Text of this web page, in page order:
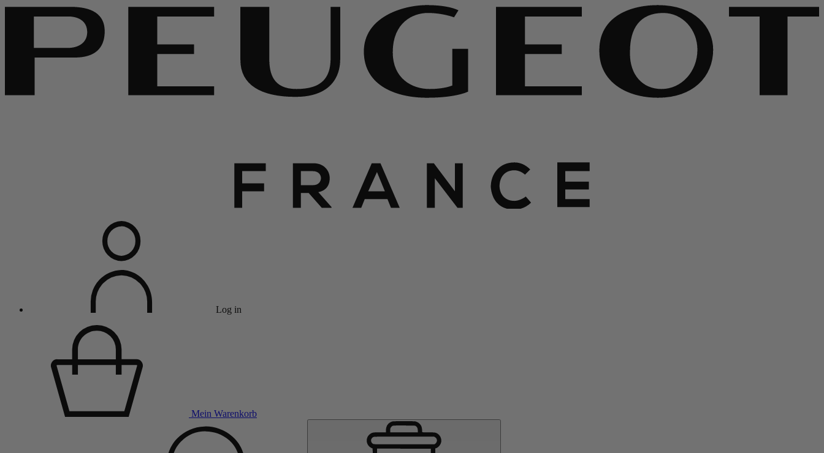
Log in
Mein Warenkorb